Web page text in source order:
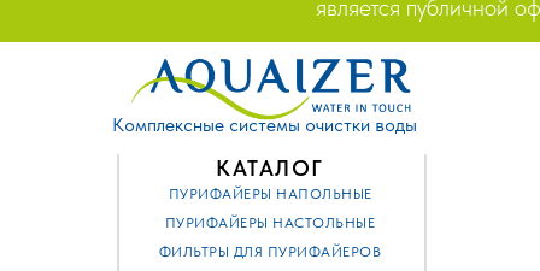
является публичной
Комплексные системы очистки воды
КАТАЛОГ
ПУРИФАЙЕРЫ НАПОЛЬНЫЕ
ПУРИФАЙЕРЫ НАСТОЛЬНЫЕ
ФИЛЬТРЫ ДЛЯ ПУРИФАЙЕРОВ